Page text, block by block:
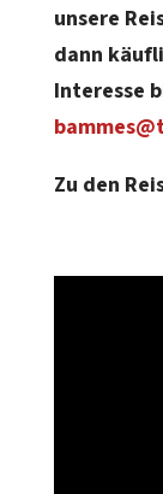
unsere
dann
Interesse
Zu den